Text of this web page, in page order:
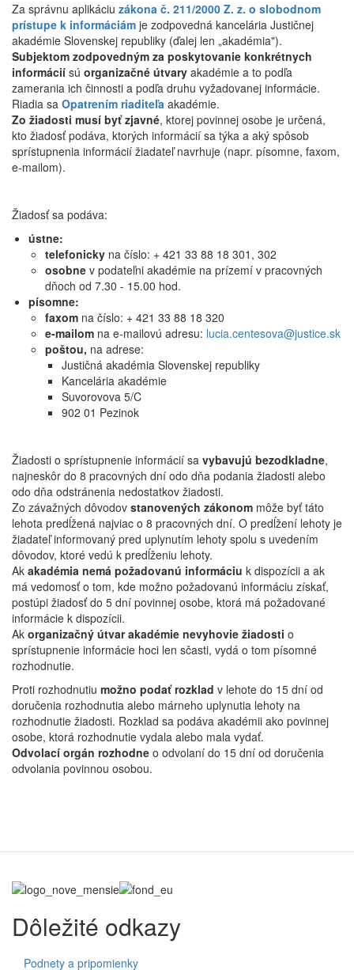
Za správnu aplikáciu zákona č. 211/2000 Z. z. o slobodnom
prístupe k informáciám je zodpovedná kancelária Justičnej
akadémie Slovenskej republiky (ďalej len „akadémia").
Subjektom zodpovedným za poskytovanie konkrétnych
informácií sú organizačné útvary akadémie a to podľa
zamerania ich činnosti a podľa druhu vyžadovanej informácie.
Riadia sa Opatrením riaditeľa akadémie.
Zo žiadosti musí byť zjavné, ktorej povinnej osobe je určená,
kto žiadosť podáva, ktorých informácií sa týka a aký spôsob
sprístupnenia informácií žiadateľ navrhuje (napr. písomne, faxom,
e-mailom).
Žiadosť sa podáva:
ústne:
telefonicky na číslo: + 421 33 88 18 301, 302
osobne v podateľni akadémie na prízemí v pracovných
dňoch od 7.30 - 15.00 hod.
písomne:
faxom na číslo: + 421 33 88 18 320
e-mailom na e-mailovú adresu: lucia.centesova@justice.sk
poštou, na adrese:
Justičná akadémia Slovenskej republiky
Kancelária akadémie
Suvorovova 5/C
902 01 Pezinok
Žiadosti o sprístupnenie informácií sa vybavujú bezodkladne,
najneskôr do 8 pracovných dní odo dňa podania žiadosti alebo
odo dňa odstránenia nedostatkov žiadosti.
Zo závažných dôvodov stanovených zákonom môže byť táto
lehota predĺžená najviac o 8 pracovných dní. O predĺžení lehoty je
žiadateľ informovaný pred uplynutím lehoty spolu s uvedením
dôvodov, ktoré vedú k predĺženiu lehoty.
Ak akadémia nemá požadovanú informáciu k dispozícii a ak
má vedomosť o tom, kde možno požadovanú informáciu získať,
postúpi žiadosť do 5 dní povinnej osobe, ktorá má požadované
informácie k dispozícii.
Ak organizačný útvar akadémie nevyhovie žiadosti o
sprístupnenie informácie hoci len sčasti, vydá o tom písomné
rozhodnutie.
Proti rozhodnutiu možno podať rozklad v lehote do 15 dní od
doručenia rozhodnutia alebo márneho uplynutia lehoty na
rozhodnutie žiadosti. Rozklad sa podáva akadémii ako povinnej
osobe, ktorá rozhodnutie vydala alebo mala vydať.
Odvolací orgán rozhodne o odvolaní do 15 dní od doručenia
odvolania povinnou osobou.
Dôležité odkazy
Podnety a pripomienky